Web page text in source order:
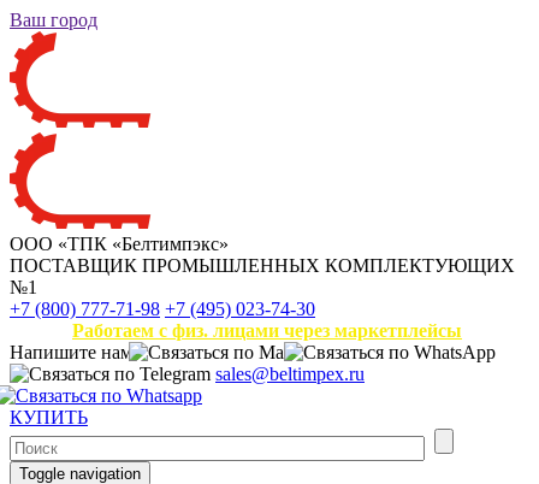
Ваш город
ООО «ТПК «Белтимпэкс»
ПОСТАВЩИК ПРОМЫШЛЕННЫХ КОМПЛЕКТУЮЩИХ
№1
+7 (800) 777-71-98 +7 (495) 023-74-30
Работаем с физ. лицами через маркетплейсы
Напишите нам
sales@beltimpex.ru
КУПИТЬ
Toggle navigation